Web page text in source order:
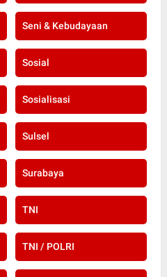
Seni & Kebudayaan
Sosial
Sosialisasi
Sulsel
Surabaya
TNI
TNI / POLRI